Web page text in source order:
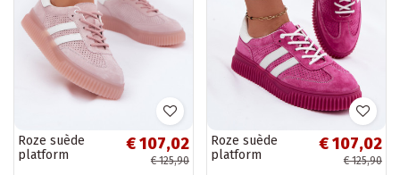
Roze suède
platform
€ 107,02
€ 125,90
Roze suède
platform
€ 107,02
€ 125,90